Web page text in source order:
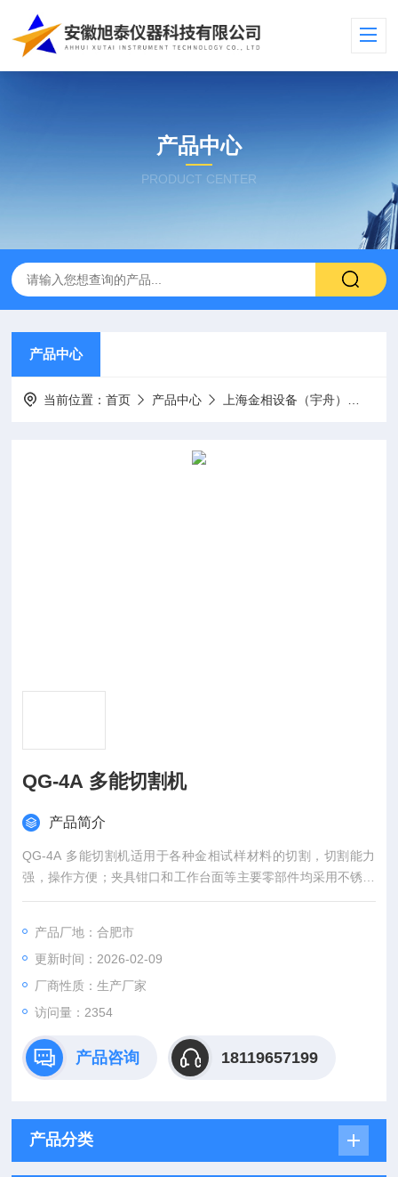
产品中心
PRODUCT CENTER
产品中心
当前位置：首页 产品中心 上海金相设备（宇舟）
QG-4A 多能切割机
产品简介
QG-4A 多能切割机适用于各种金相试样材料的切割，切割能力
强，操作方便；夹具钳口和工作台面等主要零部件均采用不锈钢
材料制成，使用寿命长，维护保养方便；切割室采用全封闭式结
切割时观察；柜式结构，方便存储各类切割耗材。
产品厂地：合肥市
更新时间：2026-02-09
厂商性质：生产厂家
访问量：2354
产品咨询 18119657199
产品分类